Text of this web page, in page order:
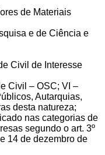
de Materiais
e de Ciência e
Civil de Interesse
Civil – OSC; VI –
Autarquias,
desta natureza;
nas categorias de
segundo o art. 3º
14 de dezembro de